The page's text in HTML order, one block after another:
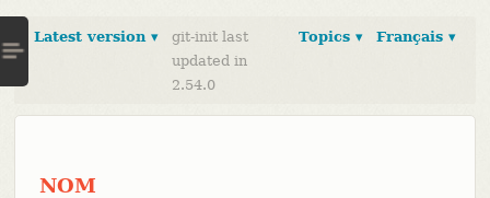
Français ▾
Topics ▾
Latest version ▾
git-init last
updated in
2.54.0
NOM